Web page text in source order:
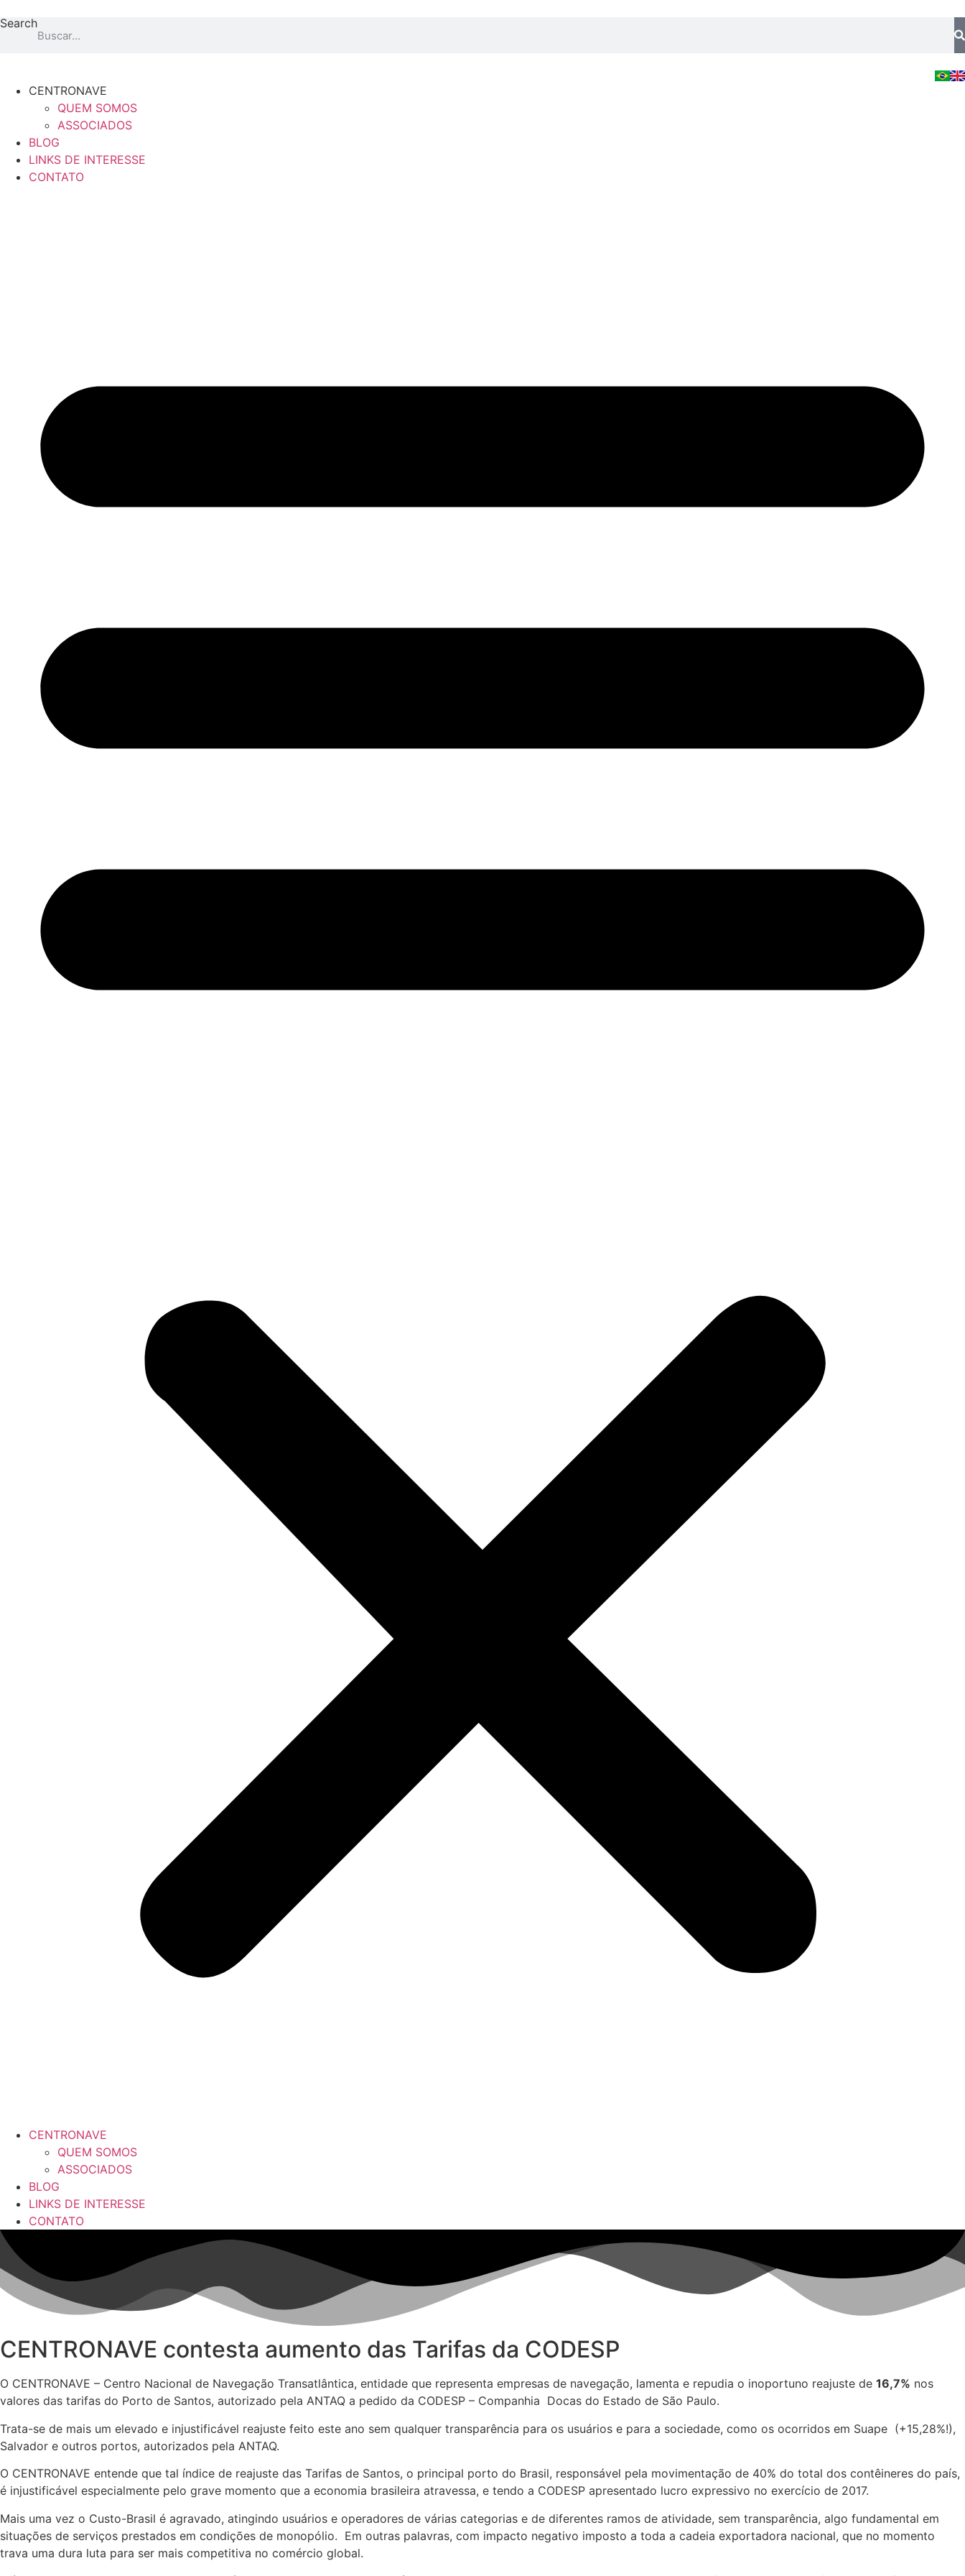
para
Search
CENTRONAVE
QUEM SOMOS
ASSOCIADOS
BLOG
LINKS DE INTERESSE
CONTATO
CENTRONAVE
QUEM SOMOS
ASSOCIADOS
BLOG
LINKS DE INTERESSE
CONTATO
CENTRONAVE contesta aumento das Tarifas da CODESP
O CENTRONAVE – Centro Nacional de Navegação Transatlântica, entidade que representa empresas de navegação, lamenta e repudia o inoportuno reajuste de 16,7% nos
valores das tarifas do Porto de Santos, autorizado pela ANTAQ a pedido da CODESP – Companhia Docas do Estado de São Paulo.
Trata-se de mais um elevado e injustificável reajuste feito este ano sem qualquer transparência para os usuários e para a sociedade, como os ocorridos em Suape (+15,28%!),
Salvador e outros portos, autorizados pela ANTAQ.
O CENTRONAVE entende que tal índice de reajuste das Tarifas de Santos, o principal porto do Brasil, responsável pela movimentação de 40% do total dos contêineres do país,
é injustificável especialmente pelo grave momento que a economia brasileira atravessa, e tendo a CODESP apresentado lucro expressivo no exercício de 2017.
Mais uma vez o Custo-Brasil é agravado, atingindo usuários e operadores de várias categorias e de diferentes ramos de atividade, sem transparência, algo fundamental em
situações de serviços prestados em condições de monopólio. Em outras palavras, com impacto negativo imposto a toda a cadeia exportadora nacional, que no momento
trava uma dura luta para ser mais competitiva no comércio global.